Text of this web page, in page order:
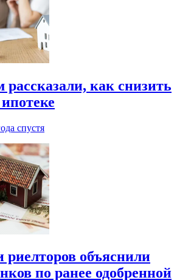
рассказали, как снизить
спустя
риелторов объяснили
по ранее одобренной